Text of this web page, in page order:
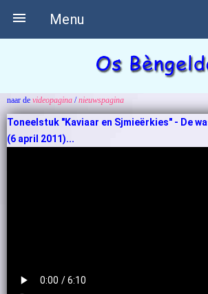
Menu

naar de videopagina /nieuwspagina
Toneelstuk "Kaviaar en Sjmieërkies" - De
(6 april 2011)...